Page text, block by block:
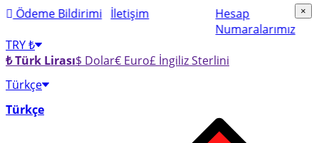
Ödeme Bildirimi İletişim
Hesap
Numaralarımız
TRY ₺
₺ Türk Lirası$ Dolar€ Euro£ İngiliz Sterlini
Türkçe
Türkçe
×
×